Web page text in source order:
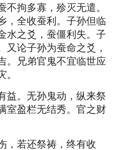
不拘多寡，殄灭无遣。
，全收蚕利。子孙但临
水之爻，蚕僵利失。子
又论子孙为蚕命之爻，
。兄弟官鬼不宜临世应
。
益。无孙鬼动，纵来祭
室盈栏无结秀。官之财
，若还祭祷，终有收